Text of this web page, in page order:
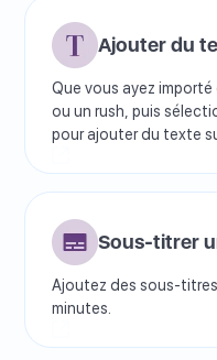
Ajouter du
Que vous ayez
ou un rush, puis
pour ajouter du texte
Sous-titrer
Ajoutez des sous-
minutes.